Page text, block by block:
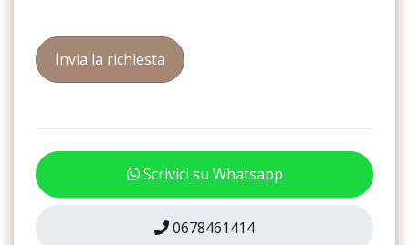
Sistema di chiamata d'emergenza
Sistema di ricarica wireless per smartphone
Specchietti retrovisori elettrici e riscaldabili
Start & Stop
Strumentazione digitale con display
Luci di lettura a led anteriori e posteriori
Luci interne led nel vano piedi
Mancorrenti cromati
Modanature cromate
Scrivici su Whatsapp
0678461414